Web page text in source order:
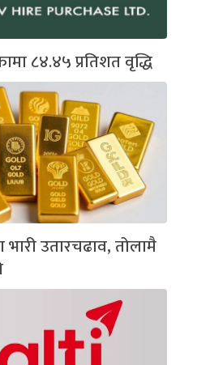
८४.४५ प्रतिशत वृद्धि
उतारचढाव, तोलामै